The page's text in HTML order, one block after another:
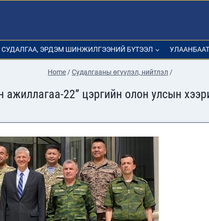
СУДАЛГАА, ЭРДЭМ ШИНЖИЛГЭЭНИЙ БҮТЭЭЛ
Home/Судалгааны өгүүлэл, нийтлэл /
ажиллагаа-22” цэргийн олон улсын